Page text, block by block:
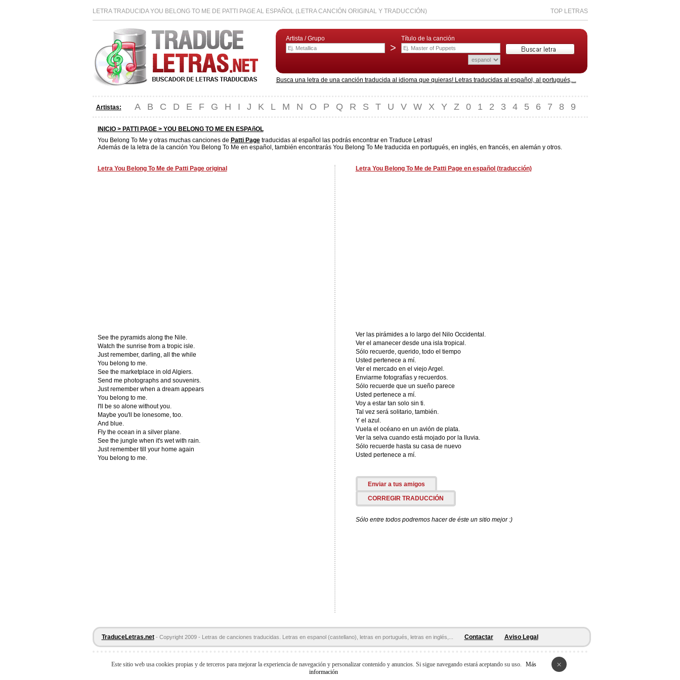
LETRA TRADUCIDA YOU BELONG TO ME DE PATTI PAGE AL ESPAÑOL (LETRA CANCIÓN ORIGINAL Y TRADUCCIÓN) TOP LETRAS
Artista / Grupo
>
Título de la canción
Busca una letra de una canción traducida al idioma que quieras! Letras traducidas al español, al portugués,...
Artistas: A B C D E F G H I J K L M N O P Q R S T U V W X Y Z 0 1 2 3 4 5 6 7 8 9
INICIO > PATTI PAGE> YOU BELONG TO ME EN ESPAñOL
You Belong To Me y otras muchas canciones de Patti Pagetraducidas al español las podrás encontrar en Traduce Letras!
Además de la letra de la canción You Belong To Me en español, también encontrarás You Belong To Me traducida en portugués, en inglés, en francés, en alemán y otros.
Letra You Belong To Me de Patti Page original
See the pyramids along the Nile.
Watch the sunrise from a tropic isle.
Just remember, darling, all the while
You belong to me.
See the marketplace in old Algiers.
Send me photographs and souvenirs.
Just remember when a dream appears
You belong to me.
I'll be so alone without you.
Maybe you'll be lonesome, too.
And blue.
Fly the ocean in a silver plane.
See the jungle when it's wet with rain.
Just remember till your home again
You belong to me.
Letra You Belong To Me de Patti Page en español (traducción)
Ver las pirámides a lo largo del Nilo Occidental.
Ver el amanecer desde una isla tropical.
Sólo recuerde, querido, todo el tiempo
Usted pertenece a mí.
Ver el mercado en el viejo Argel.
Enviarme fotografías y recuerdos.
Sólo recuerde que un sueño parece
Usted pertenece a mí.
Voy a estar tan solo sin ti.
Tal vez será solitario, también.
Y el azul.
Vuela el océano en un avión de plata.
Ver la selva cuando está mojado por la lluvia.
Sólo recuerde hasta su casa de nuevo
Usted pertenece a mí.
Enviar a tus amigos
CORREGIR TRADUCCIÓN
Sólo entre todos podremos hacer de éste un sitio mejor :)
TraduceLetras.net - Copyright 2009 - Letras de canciones traducidas. Letras en espanol (castellano), letras en portugués, letras en inglés,... Contactar Aviso Legal
Páginas Amigas: Letras en español Letras de Canciones Acordes y Tablaturas ×
Este sitio web usa cookies propias y de terceros para mejorar la experiencia de navegación y personalizar contenido y anuncios. Si sigue navegando estará aceptando su uso.
Más
información